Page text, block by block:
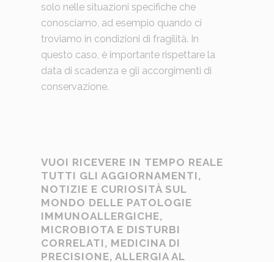
solo nelle situazioni specifiche che
conosciamo, ad esempio quando ci
troviamo in condizioni di fragilità. In
questo caso, è importante rispettare la
data di scadenza e gli accorgimenti di
conservazione.
VUOI RICEVERE IN TEMPO REALE
TUTTI GLI AGGIORNAMENTI,
NOTIZIE E CURIOSITÀ SUL
MONDO DELLE PATOLOGIE
IMMUNOALLERGICHE,
MICROBIOTA E DISTURBI
CORRELATI, MEDICINA DI
PRECISIONE, ALLERGIA AL